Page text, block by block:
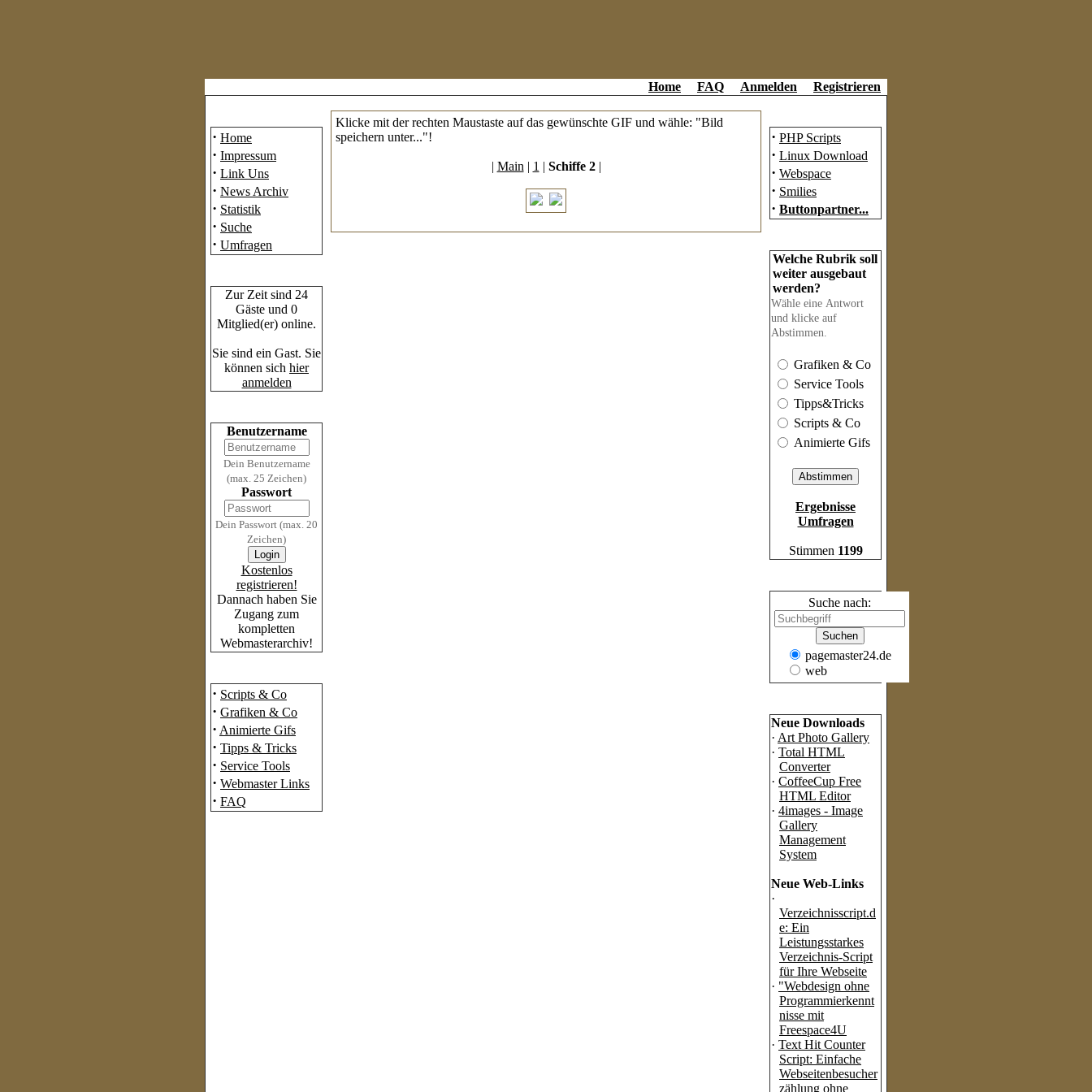
Home FAQ Anmelden Registrieren
· Home
· Impressum
· Link Uns
· News Archiv
· Statistik
· Suche
· Umfragen
Zur Zeit sind 24
Gäste und 0
Mitglied(er) online.
Sie sind ein Gast. Sie
können sich hier
anmelden
Benutzername
Dein Benutzername
(max. 25 Zeichen)
Passwort
Dein Passwort (max. 20
Zeichen)
Kostenlos
registrieren!
Dannach haben Sie
Zugang zum
kompletten
Webmasterarchiv!
· Scripts & Co
· Grafiken & Co
· Animierte Gifs
· Tipps & Tricks
· Service Tools
· Webmaster Links
· FAQ
Klicke mit der rechten Maustaste auf das gewünschte GIF und wähle: "Bild
speichern unter..."!
| Main | 1 | Schiffe 2|
· PHP Scripts
· Linux Download
· Webspace
· Smilies
· Buttonpartner...
Welche Rubrik soll
weiter ausgebaut
werden?
Wähle eine Antwort
und klicke auf
Abstimmen.
Grafiken & Co
Service Tools
Tipps&Tricks
Scripts & Co
Animierte Gifs
Ergebnisse
Umfragen
Stimmen 1199
Suche nach:
pagemaster24.de
web
Neue Downloads
· Art Photo Gallery
· Total HTML
Converter
· CoffeeCup Free
HTML Editor
· 4images - Image
Gallery
Management
System
Neue Web-Links
·
Verzeichnisscript.d
e: Ein
Leistungsstarkes
Verzeichnis-Script
für Ihre Webseite
· "Webdesign ohne
Programmierkennt
nisse mit
Freespace4U
· Text Hit Counter
Script: Einfache
Webseitenbesucher
zählung ohne